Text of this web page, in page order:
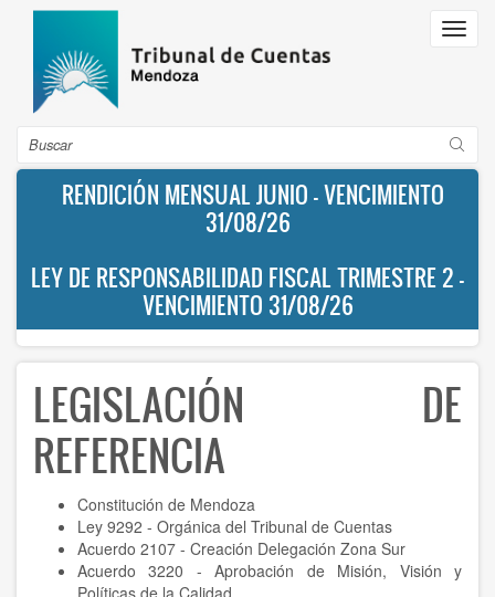
Pasar
contenido
principal
Buscar
RENDICIÓN MENSUAL JUNIO - VENCIMIENTO
31/08/26
LEY DE RESPONSABILIDAD FISCAL TRIMESTRE 2 -
VENCIMIENTO 31/08/26
LEGISLACIÓN DE
REFERENCIA
Constitución de Mendoza
Ley 9292 - Orgánica del Tribunal de Cuentas
Acuerdo 2107 - Creación Delegación Zona Sur
Acuerdo 3220 - Aprobación de Misión, Visión y
Políticas de la Calidad